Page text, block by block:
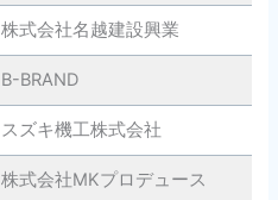
株式会社名越建設興業
B-BRAND
スズキ機工株式会社
株式会社MKプロデュース